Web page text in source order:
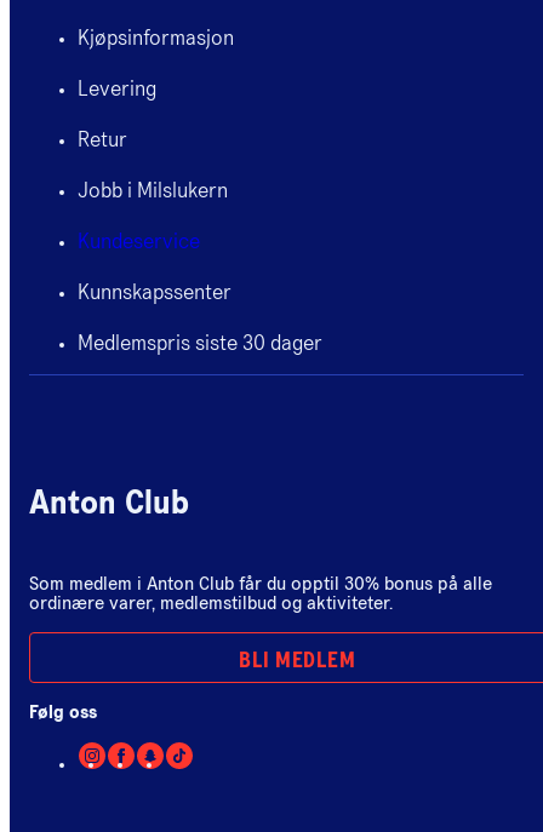
Kjøpsinformasjon
Levering
Retur
Jobb i Milslukern
Kundeservice
Kunnskapssenter
Medlemspris siste 30 dager
Anton Club
Som medlem i Anton Club får du opptil 30% bonus på alle
ordinære varer, medlemstilbud og aktiviteter.
BLI MEDLEM
Følg oss